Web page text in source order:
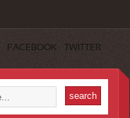
FACEBOOK TWITTER